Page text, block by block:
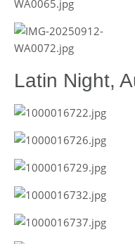
Latin Night,